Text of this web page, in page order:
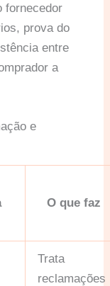
fornecedor
prova do
entre
a
e
O que faz
Trata
reclamações